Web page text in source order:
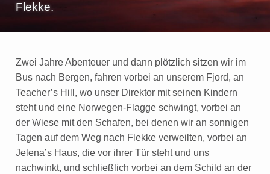
Flekke.
Zwei Jahre Abenteuer und dann plötzlich sitzen wir im
Bus nach Bergen, fahren vorbei an unserem Fjord, an
Teacher’s Hill, wo unser Direktor mit seinen Kindern
steht und eine Norwegen-Flagge schwingt, vorbei an
der Wiese mit den Schafen, bei denen wir an sonnigen
Tagen auf dem Weg nach Flekke verweilten, vorbei an
Jelena’s Haus, die vor ihrer Tür steht und uns
nachwinkt, und schließlich vorbei an dem Schild an der